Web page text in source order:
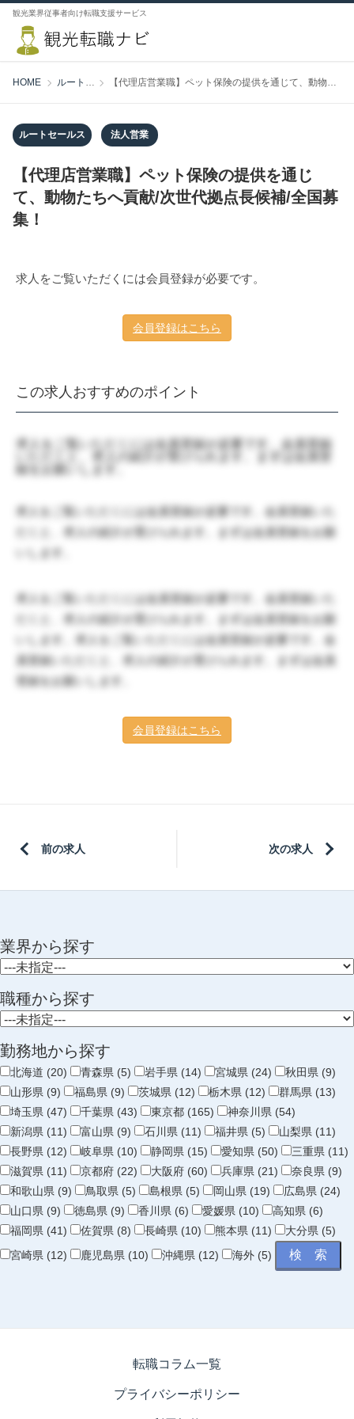
観光業界従事者向け転職支援サービス
HOME ルートセールス 【代理店営業職】ペット保険の提供を通じて、動物たちへ貢献/次世代拠点長候補/全国募集！
ルートセールス 法人営業
【代理店営業職】ペット保険の提供を通じ
て、動物たちへ貢献/次世代拠点長候補/全国募
集！
求人をご覧いただくには会員登録が必要です。
会員登録はこちら
この求人おすすめのポイント
求人をご覧いただくには会員登録が必要です。会員登録
録をお願いします。
求人をご覧いただくには会員登録が必要です。会員登録いた
だくと、求人の紹介が受けられます。まずは会員登録をお願
いします。
求人をご覧いただくには会員登録が必要です。会員登録いた
だくと、求人の紹介が受けられます。まずは会員登録をお願
いします。求人をご覧いただくには会員登録が必要です。会
員登録いただくと、求人の紹介が受けられます。まずは会員
登録をお願いします。
会員登録はこちら
前の求人 次の求人
業界から探す
職種から探す
勤務地から探す
北海道 (20) 青森県 (5) 岩手県 (14) 宮城県 (24)
秋田県 (9)
山形県 (9)
福島県 (9) 茨城県 (12) 栃木県 (12)
群馬県 (13)
埼玉県 (47)
千葉県 (43) 東京都 (165)
神奈川県 (54)
新潟県 (11)
富山県 (9) 石川県 (11) 福井県 (5)
山梨県 (11)
長野県 (12)
岐阜県 (10) 静岡県 (15) 愛知県 (50)
三重県 (11)
滋賀県 (11)
京都府 (22) 大阪府 (60) 兵庫県 (21)
奈良県 (9)
和歌山県 (9)
鳥取県 (5) 島根県 (5) 岡山県 (19)
広島県 (24)
山口県 (9)
徳島県 (9) 香川県 (6) 愛媛県 (10)
高知県 (6)
福岡県 (41)
佐賀県 (8) 長崎県 (10) 熊本県 (11)
大分県 (5)
宮崎県 (12)
鹿児島県 (10) 沖縄県 (12) 海外 (5)
転職コラム一覧
プライバシーポリシー